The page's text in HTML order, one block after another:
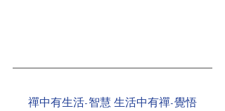
禪中有生活-智慧 生活中有禪-覺悟